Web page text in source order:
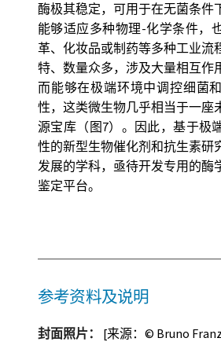
酶极其稳定，可用于在无菌条件
能够适应多种物理-化学条件，
革、化妆品或制药等多种工业流
特、数量众多，涉及大量相互作
而能够在极端环境中调控细菌
性，这类微生物几乎相当于一座
源宝库（图7）。因此，基于极
性的新型生物催化剂和抗生素研
发展的学科，亟待开发专用的酶
鉴定平台。
参考资料及说明
封面照片： [来源：© Bruno